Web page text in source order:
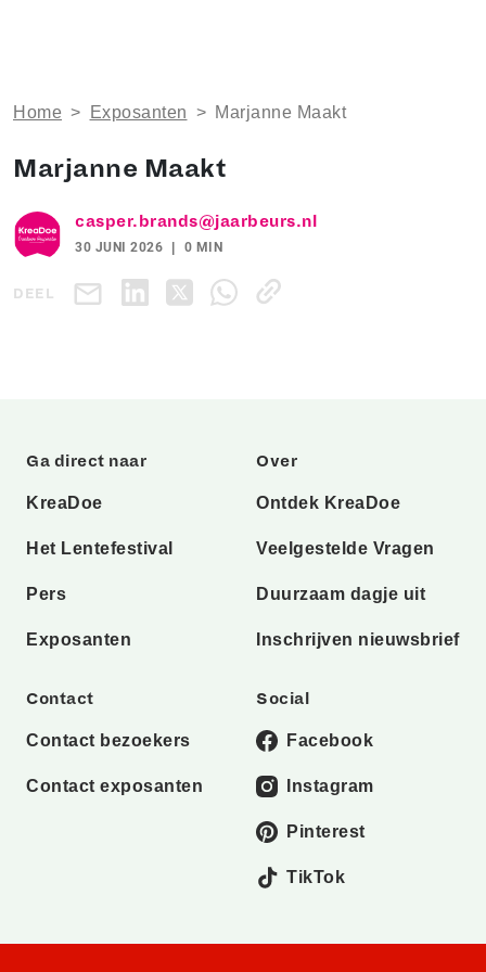
Home > Exposanten > Marjanne Maakt
Marjanne Maakt
casper.brands@jaarbeurs.nl
30 JUNI 2026 0 MIN
DEEL
Ga direct naar
KreaDoe
Het Lentefestival
Pers
Exposanten
Over
Ontdek KreaDoe
Veelgestelde Vragen
Duurzaam dagje uit
Inschrijven nieuwsbrief
Contact
Contact bezoekers
Contact exposanten
Social
Facebook
Instagram
Pinterest
TikTok